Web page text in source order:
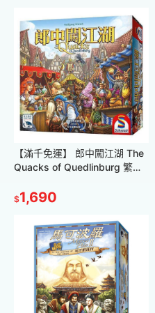
【滿千免運】 郎中闖江湖 The
Quacks of Quedlinburg 繁體
戲
$1,690